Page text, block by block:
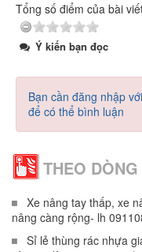
Tổng số điểm của bài
Ý kiến bạn đọc
Bạn cần đăng nhập
để có thể bình luận
THEO
Xe nâng tay thấp, xe
nâng càng rộng- lh
Sỉ lẻ thùng rác nhựa